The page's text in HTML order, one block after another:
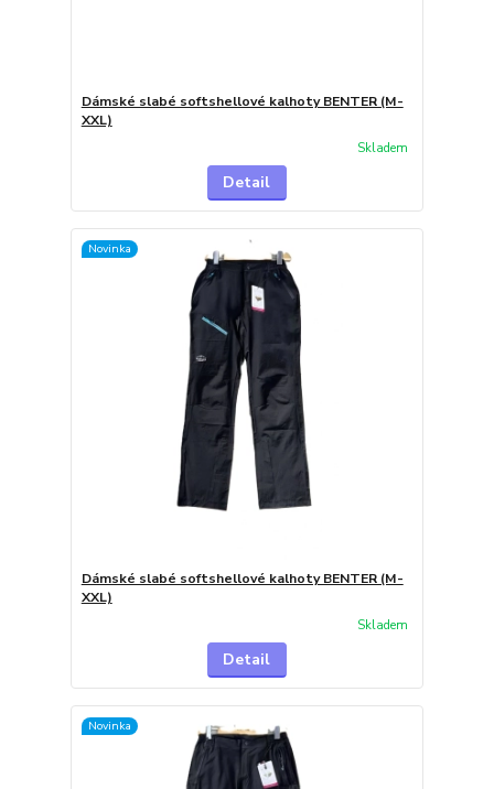
Dámské slabé softshellové kalhoty BENTER (M-
XXL)
Skladem
Detail
Novinka
Dámské slabé softshellové kalhoty BENTER (M-
XXL)
Skladem
Detail
Novinka